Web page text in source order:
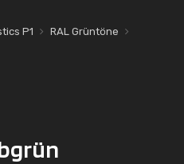
P1
RAL Grüntöne